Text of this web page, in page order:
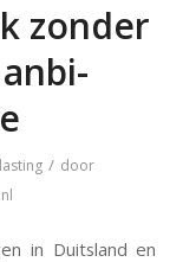
zonder
/ door
in Duitsland en